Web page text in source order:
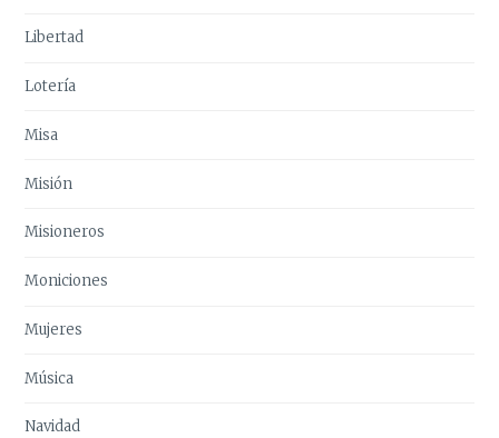
Libertad
Lotería
Misa
Misión
Misioneros
Moniciones
Mujeres
Música
Navidad